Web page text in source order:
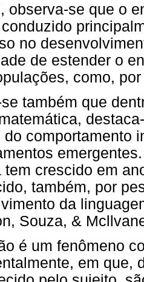
observa-se que o
no
de estender o
como,
também que
do comportamento
tem crescido em
também, por
da
Souza, &
é um fenômeno
em que,